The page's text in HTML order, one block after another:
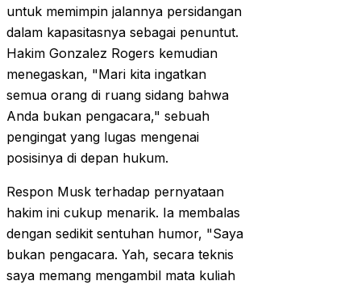
untuk memimpin jalannya persidangan
dalam kapasitasnya sebagai penuntut.
Hakim Gonzalez Rogers kemudian
menegaskan, "Mari kita ingatkan
semua orang di ruang sidang bahwa
Anda bukan pengacara," sebuah
pengingat yang lugas mengenai
posisinya di depan hukum.
Respon Musk terhadap pernyataan
hakim ini cukup menarik. Ia membalas
dengan sedikit sentuhan humor, "Saya
bukan pengacara. Yah, secara teknis
saya memang mengambil mata kuliah